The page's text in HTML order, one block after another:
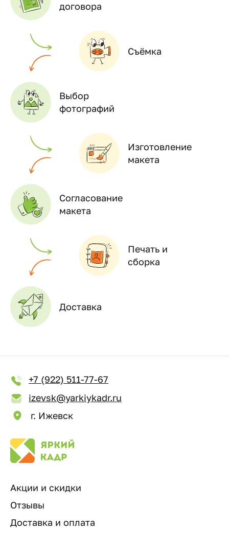
договора
Съёмка
Выбор
фотографий
Изготовление
макета
Согласование
макета
Печать и
сборка
Доставка
+7 (922) 511-77-67
izevsk@yarkiykadr.ru
г. Ижевск
Акции и скидки
Отзывы
Доставка и оплата